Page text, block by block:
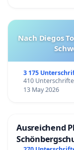
Nach Diegos
3 175
410
13 May 2026
Ausreichend